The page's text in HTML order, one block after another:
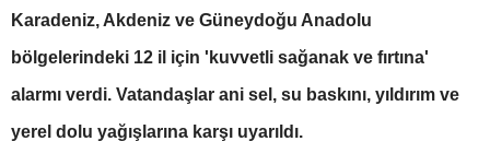
Karadeniz, Akdeniz ve Güneydoğu Anadolu
bölgelerindeki 12 il için 'kuvvetli sağanak ve fırtına'
alarmı verdi. Vatandaşlar ani sel, su baskını, yıldırım ve
yerel dolu yağışlarına karşı uyarıldı.